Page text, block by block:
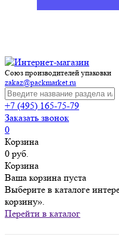
Союз производителей упаковки
zakaz@packmarket.ru
+7 (495) 165-75-79
Заказать звонок
0
Корзина
0 руб.
Корзина
Ваша корзина пуста
Выберите в каталоге
корзину».
Перейти в каталог